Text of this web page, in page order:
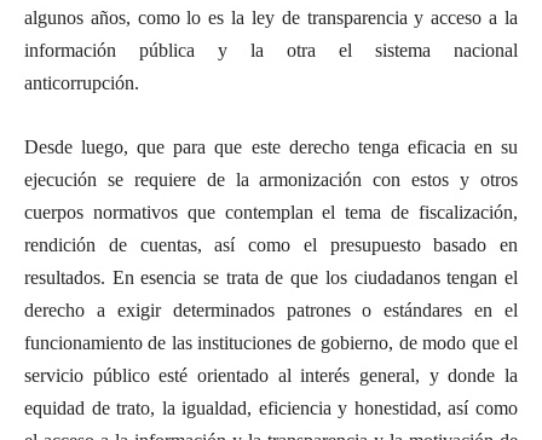
algunos años, como lo es la ley de transparencia y acceso a la
información pública y la otra el sistema nacional
anticorrupción.
Desde luego, que para que este derecho tenga eficacia en su
ejecución se requiere de la armonización con estos y otros
cuerpos normativos que contemplan el tema de fiscalización,
rendición de cuentas, así como el presupuesto basado en
resultados. En esencia se trata de que los ciudadanos tengan el
derecho a exigir determinados patrones o estándares en el
funcionamiento de las instituciones de gobierno, de modo que el
servicio público esté orientado al interés general, y donde la
equidad de trato, la igualdad, eficiencia y honestidad, así como